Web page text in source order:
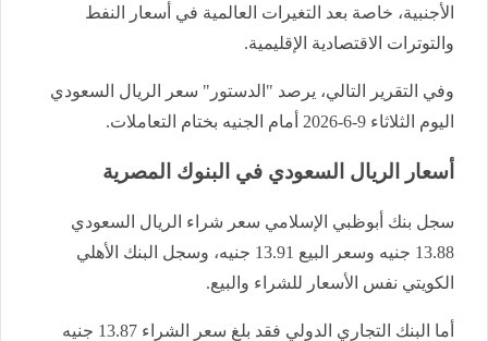
الأجنبية، خاصة بعد التغيرات العالمية في أسعار النفط
والتوترات الاقتصادية الإقليمية.
وفي التقرير التالي، يرصد "الدستور" سعر الريال السعودي
اليوم الثلاثاء 9-6-2026 أمام الجنيه بختام التعاملات.
أسعار الريال السعودي في البنوك المصرية
سجل بنك أبوظبي الإسلامي سعر شراء الريال السعودي
13.88 جنيه وسعر البيع 13.91 جنيه، وسجل البنك الأهلي
الكويتي نفس الأسعار للشراء والبيع.
أما البنك التجاري الدولي فقد بلغ سعر الشراء 13.87 جنيه